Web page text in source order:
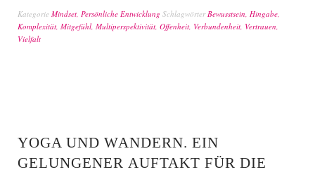
Kategorie Mindset, Persönliche Entwicklung SchlagwörterBewusstsein, Hingabe,
Komplexität, Mitgefühl, Multiperspektivität, Offenheit, Verbundenheit, Vertrauen,
Vielfalt
YOGA UND WANDERN. EIN
GELUNGENER AUFTAKT FÜR DIE